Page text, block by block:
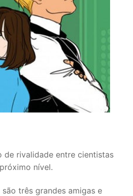
de rivalidade entre cientistas
nível.
são três grandes amigas e